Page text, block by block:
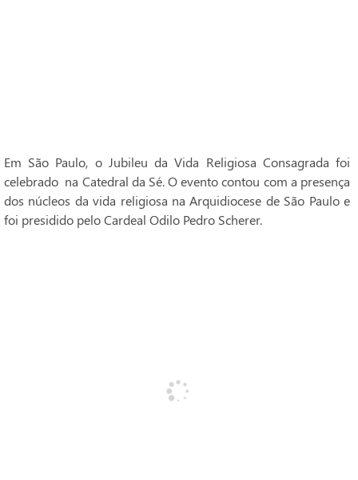
Em São Paulo, o Jubileu da Vida Religiosa Consagrada foi
celebrado na Catedral da Sé. O evento contou com a presença
dos núcleos da vida religiosa na Arquidiocese de São Paulo e
foi presidido pelo Cardeal Odilo Pedro Scherer.